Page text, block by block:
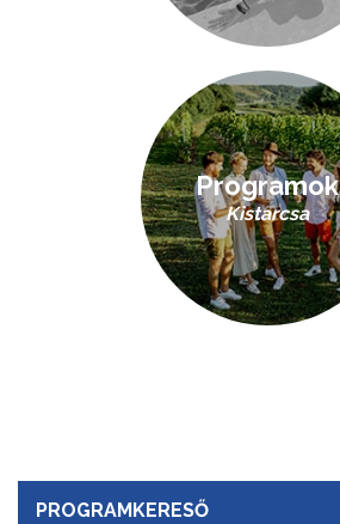
Programok
Kistarcsa
PROGRAMKERESŐ